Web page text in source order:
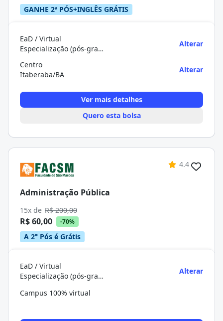
GANHE 2ª PÓS+INGLÊS GRÁTIS
EaD / Virtual
Especialização (pós-graduação)
Alterar
Centro
Itaberaba/BA
Alterar
Ver mais detalhes
Quero esta bolsa
4.4
Administração Pública
15x de R$ 200,00
R$ 60,00 -70%
A 2° Pós é Grátis
EaD / Virtual
Especialização (pós-graduação)
Alterar
Campus 100% virtual